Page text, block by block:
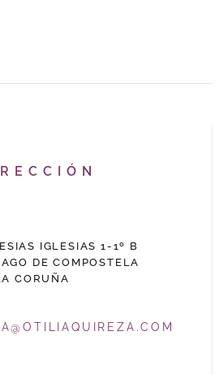
IGLESIAS 1-1º B
DE COMPOSTELA
CORUÑA